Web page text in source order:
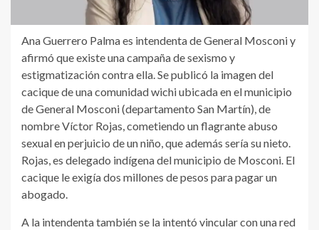
Ana Guerrero Palma es intendenta de General Mosconi y
afirmó que existe una campaña de sexismo y
estigmatización contra ella. Se publicó la imagen del
cacique de una comunidad wichi ubicada en el municipio
de General Mosconi (departamento San Martín), de
nombre Víctor Rojas, cometiendo un flagrante abuso
sexual en perjuicio de un niño, que además sería su nieto.
Rojas, es delegado indígena del municipio de Mosconi. El
cacique le exigía dos millones de pesos para pagar un
abogado.
A la intendenta también se la intentó vincular con una red